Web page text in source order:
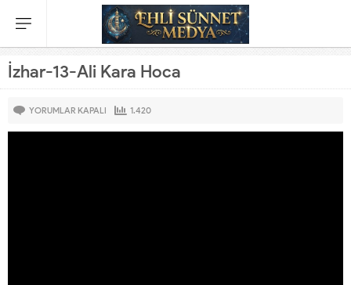
İzhar-13-Ali Kara Hoca
İZHAR-
YORUMLAR KAPALI 1.420